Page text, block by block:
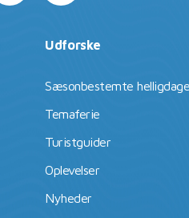
Udforske
Sæsonbestemte
Temaferie
Turistguider
Oplevelser
Nyheder